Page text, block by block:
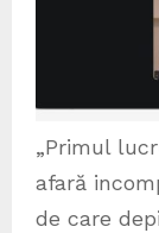
„Primul
afară
de care